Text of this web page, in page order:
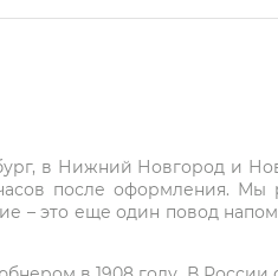
в Нижний Новгород и
после оформления.
– это еще один повод